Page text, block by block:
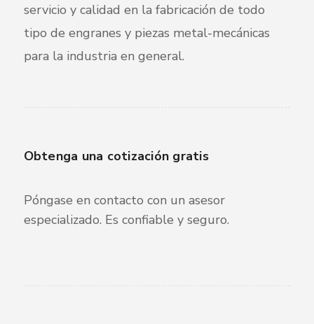
servicio y calidad en la fabricación de todo
tipo de engranes y piezas metal-mecánicas
para la industria en general.
Obtenga una cotización gratis
Póngase en contacto con un asesor
especializado. Es confiable y seguro.